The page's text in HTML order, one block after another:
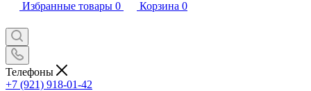
Избранные товары 0 Корзина 0
Телефоны
+7 (921) 918-01-42